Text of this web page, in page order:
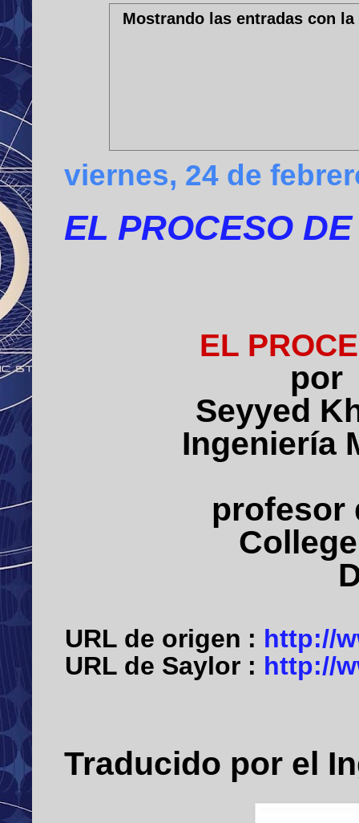
Mostrando las entradas con
viernes, 24 de
EL PROCESO
EL
Seyyed
Ingeniería
profesor
URL de origen : http://
URL de Saylor : http://
Traducido por el